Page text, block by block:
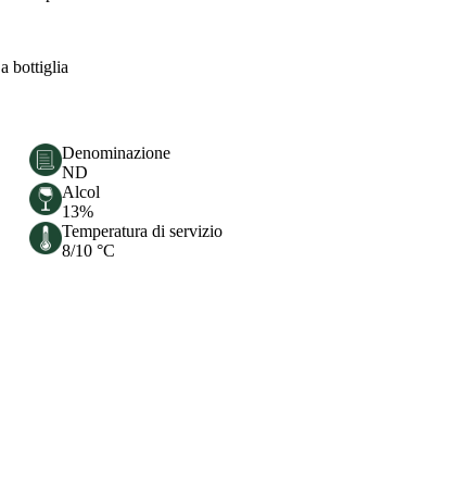
a bottiglia
Denominazione
ND
Alcol
13%
Temperatura di servizio
8/10 °C